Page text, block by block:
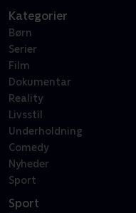
Kategorier
Børn
Serier
Film
Dokumentar
Reality
Livsstil
Underholdning
Comedy
Nyheder
Sport
Sport